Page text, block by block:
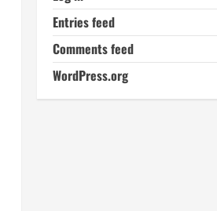
Entries feed
Comments feed
WordPress.org